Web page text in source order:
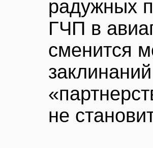
радужных
ГЧП в
сменится
не